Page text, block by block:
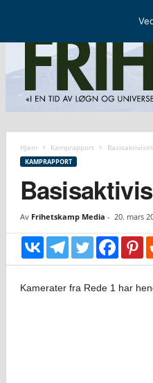
r
a
p
Hjem Kamprapport
KAMPRAPPORT
Av Frihetskamp Media - 20. mars
Kamerater fra Rede 1 har